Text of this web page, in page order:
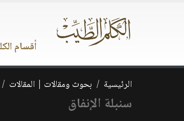
أقسام
الرئيسية بحوث ومقالات | المقالات
سنبلة الإنفاق